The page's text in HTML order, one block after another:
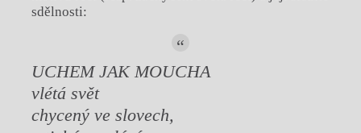
sdělnosti:
UCHEM JAK MOUCHA
vlétá svět
chycený ve slovech,